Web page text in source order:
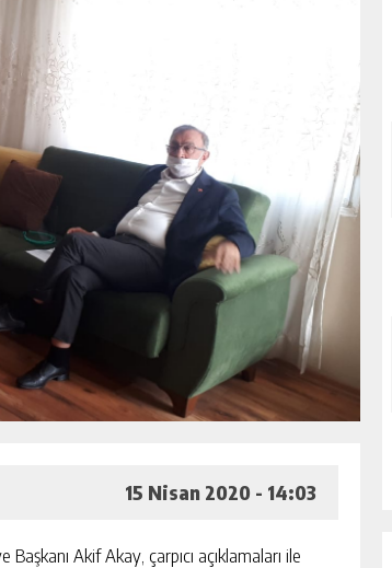
15 Nisan 2020 - 14:03
Akif Akay, çarpıcı açıklamaları ile